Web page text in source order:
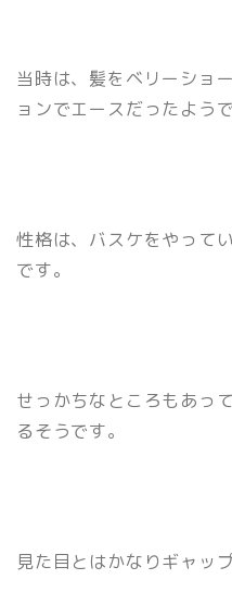
当時は、髪をベリーショ
ョンでエースだったようで
性格は、バスケをやって
です。
せっかちなところもあっ
るそうです。
見た目とはかなりギャッ